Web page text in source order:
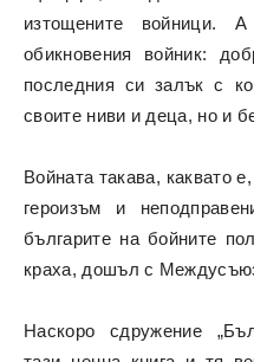
изтощените
обикновения войник:
последния си залък с
своите ниви и деца, но и
Войната такава, каквато
героизъм и
българите на бойните
краха, дошъл с
Наскоро сдружение